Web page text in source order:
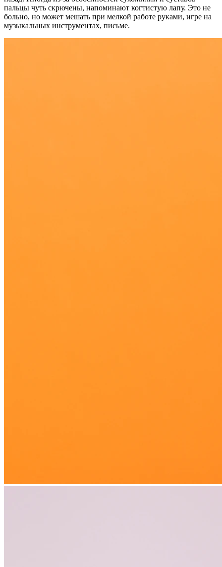
пальцы чуть скрючены, напоминают когтистую лапу. Это не
больно, но может мешать при мелкой работе руками, игре на
музыкальных инструментах, письме.